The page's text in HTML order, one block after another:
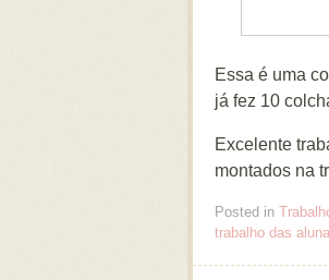
Essa é uma
já fez 10
Excelente
montados na
Posted in
trabalho das